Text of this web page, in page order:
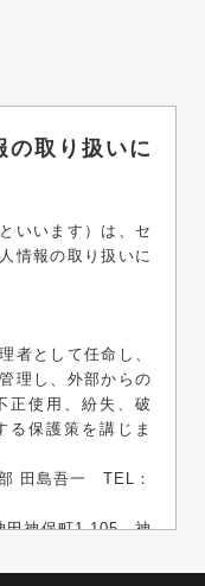
の取り扱いに
いいます）は、セ
情報の取り扱いに
者として任命し、
理し、外部からの
正使用、紛失、破
る保護策を講じま
田島吾一 TEL：
田神保町1-105 神